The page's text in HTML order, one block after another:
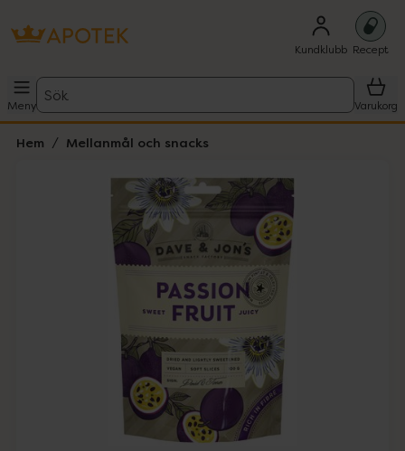
Kundklubb Recept
Meny
Sök
Varukorg
Hem Mellanmål och snacks
Lista: . Innehåller 1 objekt.
Hoppa över Lista